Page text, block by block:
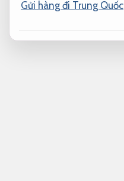
Gửi hàng đi Trung Quốc